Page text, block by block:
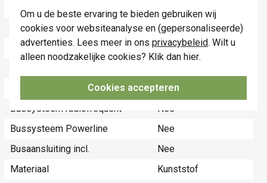
Om u de beste ervaring te bieden gebruiken wij
cookies voor websiteanalyse en (gepersonaliseerde)
advertenties. Lees meer in ons privacybeleid. Wilt u
alleen noodzakelijke cookies? Klik dan hier.
Cookies accepteren
Met display
Nee
Met IR-sensor
Nee
Met ruimtethermostaat
Nee
Nee
Bussysteem radiofrequent
Nee
Bussysteem Powerline
Nee
Busaansluiting incl.
Nee
Materiaal
Kunststof